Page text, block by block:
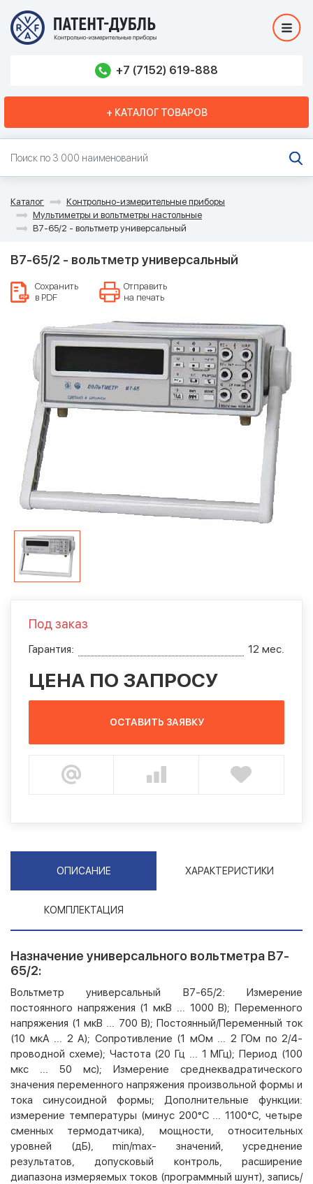
+7 (7152) 619-888
+ КАТАЛОГ ТОВАРОВ
Каталог
Контрольно-измерительные приборы
Мультиметры и вольтметры настольные
В7-65/2 - вольтметр универсальный
В7-65/2 - вольтметр универсальный
Сохранить
в PDF
Отправить
на печать
Под заказ
Гарантия: 12 мес.
ЦЕНА ПО ЗАПРОСУ
ОСТАВИТЬ ЗАЯВКУ
ОПИСАНИЕ ХАРАКТЕРИСТИКИ
КОМПЛЕКТАЦИЯ
Назначение универсального вольтметра В7-
65/2:
Вольтметр универсальный В7-65/2: Измерение
постоянного напряжения (1 мкВ ... 1000 В); Переменного
напряжения (1 мкВ ... 700 В); Постоянный/Переменный ток
(10 мкА ... 2 А); Сопротивление (1 мОм ... 2 ГОм по 2/4-
проводной схеме); Частота (20 Гц ... 1 МГц); Период (100
мкс ... 50 мс); Измерение среднеквадратического
значения переменного напряжения произвольной формы и
тока синусоидной формы; Дополнительные функции:
измерение температуры (минус 200°С ... 1100°С, четыре
сменных термодатчика), мощности, относительных
уровней (дБ), min/max- значений, усреднение
результатов, допусковый контроль, расширение
диапазона измеряемых токов (программный шунт), запись/